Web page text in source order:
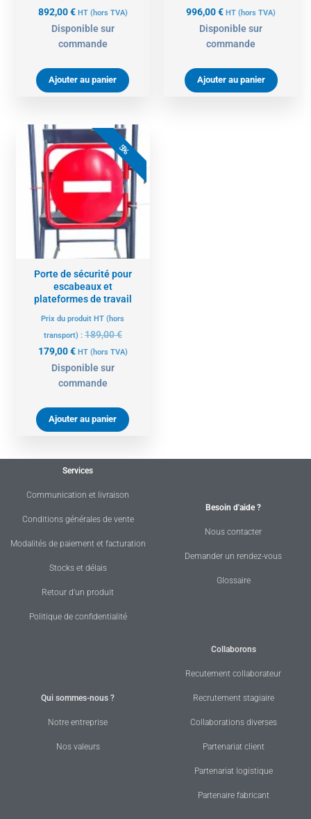
892,00€ HT (hors TVA)
Disponible sur
commande
Ajouter au panier
996,00€ HT (hors TVA)
Disponible sur
commande
Ajouter au panier
5%
Porte de sécurité pour
escabeaux et
plateformes de travail
Prix du produit HT (hors
transport) : 189,00€
Le
prix
initial
était :
189,00 €.
179,00€
Le
prix
actuel
est :
179,00 €.
HT (hors TVA)
Disponible sur
commande
Ajouter au panier
Services
Communication et livraison
Conditions générales de vente
Modalités de paiement et facturation
Stocks et délais
Retour d'un produit
Politique de confidentialité
Besoin d'aide ?
Nous contacter
Demander un rendez-vous
Glossaire
Qui sommes-nous ?
Notre entreprise
Nos valeurs
Collaborons
Recutement collaborateur
Recrutement stagiaire
Collaborations diverses
Partenariat client
Partenariat logistique
Partenaire fabricant